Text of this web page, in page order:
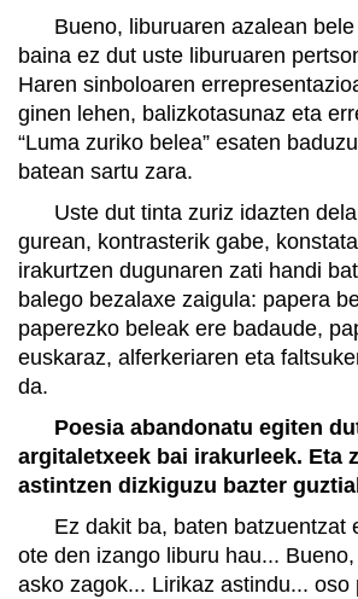
Bueno, liburuaren azalean
baina ez dut uste liburuaren
Haren sinboloaren
ginen lehen, balizkotasunaz eta
“Luma zuriko belea” esaten
batean sartu zara.
Uste dut tinta zuriz idazten
gurean, kontrasterik gabe,
irakurtzen dugunaren zati handi
balego bezalaxe zaigula: papera
paperezko beleak ere badaude,
euskaraz, alferkeriaren eta
da.
Poesia abandonatu egiten
argitaletxeek bai irakurleek. Eta
astintzen dizkiguzu bazter
Ez dakit ba, baten batzuentzat
ote den izango liburu hau...
asko zagok... Lirikaz astindu... oso